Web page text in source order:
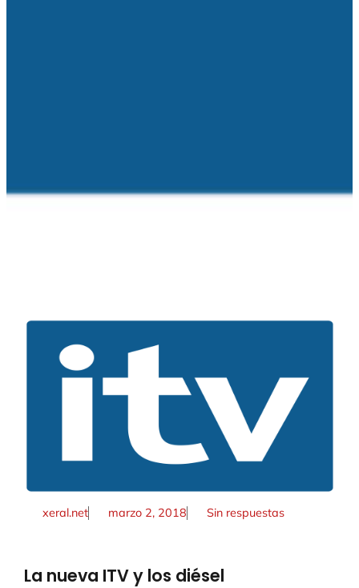
xeral.net marzo 2, 2018 Sin respuestas
La nueva ITV y los diésel